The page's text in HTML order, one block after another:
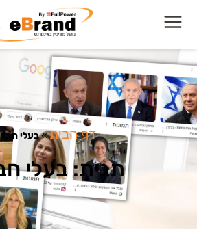
דף הבית»בעלי
תגית: בעלי